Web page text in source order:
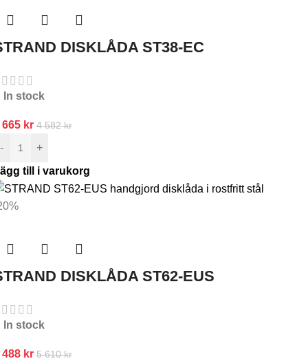
DISKLÅDA ST38-EC
In stock
665 kr 4 582kr
-
+
till i varukorg
DISKLÅDA ST62-EUS
In stock
488 kr 5 610kr